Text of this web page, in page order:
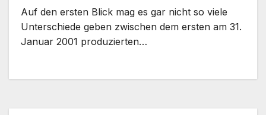
Auf den ersten Blick mag es gar nicht so viele
Unterschiede geben zwischen dem ersten am 31.
Januar 2001 produzierten…